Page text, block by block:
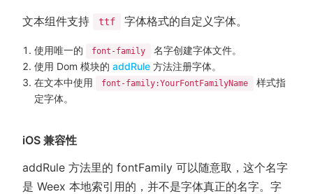
文本组件支持
ttf 字体格式的自定义字体。
使用唯一的 font-family
名字创建字体文件。
使用 Dom 模块的 addRule (opens new window)
方法注册字体。
在文本中使用
font-family:YourFontFamilyName
样式指
定字体。
iOS 兼容性
addRule 方法里的 fontFamily 可以随意取，这个名字
是 Weex 本地索引用的，并不是字体真正的名字。字